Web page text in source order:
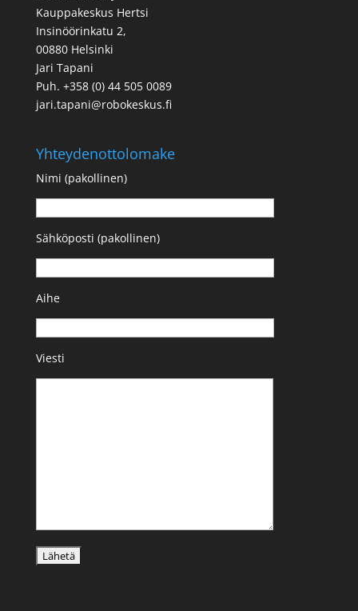
Kauppakeskus Hertsi
Insinöörinkatu 2,
00880 Helsinki
Jari Tapani
Puh. +358 (0) 44 505 0089
jari.tapani@robokeskus.fi
Yhteydenottolomake
Nimi (pakollinen)
Sähköposti (pakollinen)
Aihe
Viesti